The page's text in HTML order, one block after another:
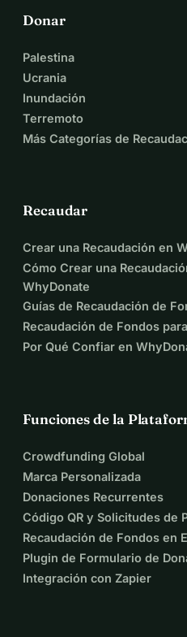
Donar
Palestina
Ucrania
Inundación
Terremoto
Más Categorías de
Recaudar
Crear una Recaudación en
Cómo Crear una
WhyDonate
Guías de Recaudación de
Recaudación de Fondos
Por Qué Confiar en
Funciones de la
Crowdfunding Global
Marca Personalizada
Donaciones Recurrentes
Código QR y Solicitudes de
Recaudación de Fondos en
Plugin de Formulario de
Integración con Zapier